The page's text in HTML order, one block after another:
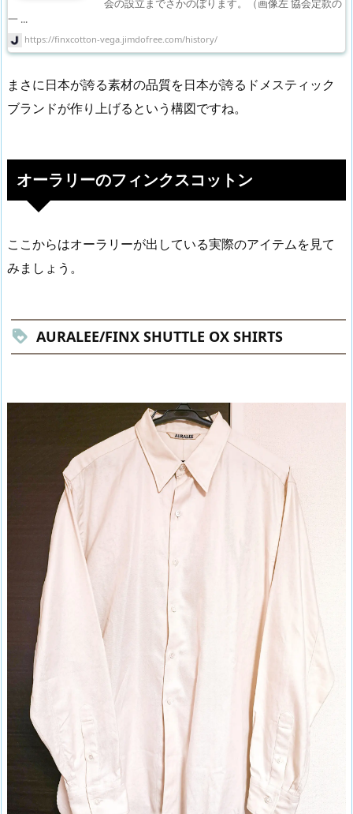
会の設立までさかのぼります。（画像左 協会定款の
一 ...
https://finxcotton-vega.jimdofree.com/history/
まさに日本が誇る素材の品質を日本が誇るドメスティック
ブランドが作り上げるという構図ですね。
オーラリーのフィンクスコットン
ここからはオーラリーが出している実際のアイテムを見て
みましょう。
AURALEE/FINX SHUTTLE OX SHIRTS